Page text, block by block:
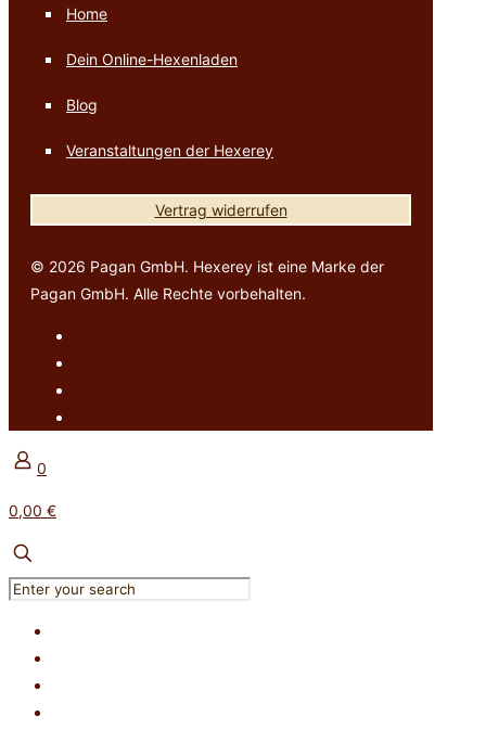
Home
Dein Online-Hexenladen
Blog
Veranstaltungen der Hexerey
Vertrag widerrufen
© 2026 Pagan GmbH. Hexerey ist eine Marke der
Pagan GmbH. Alle Rechte vorbehalten.
0
0,00 €